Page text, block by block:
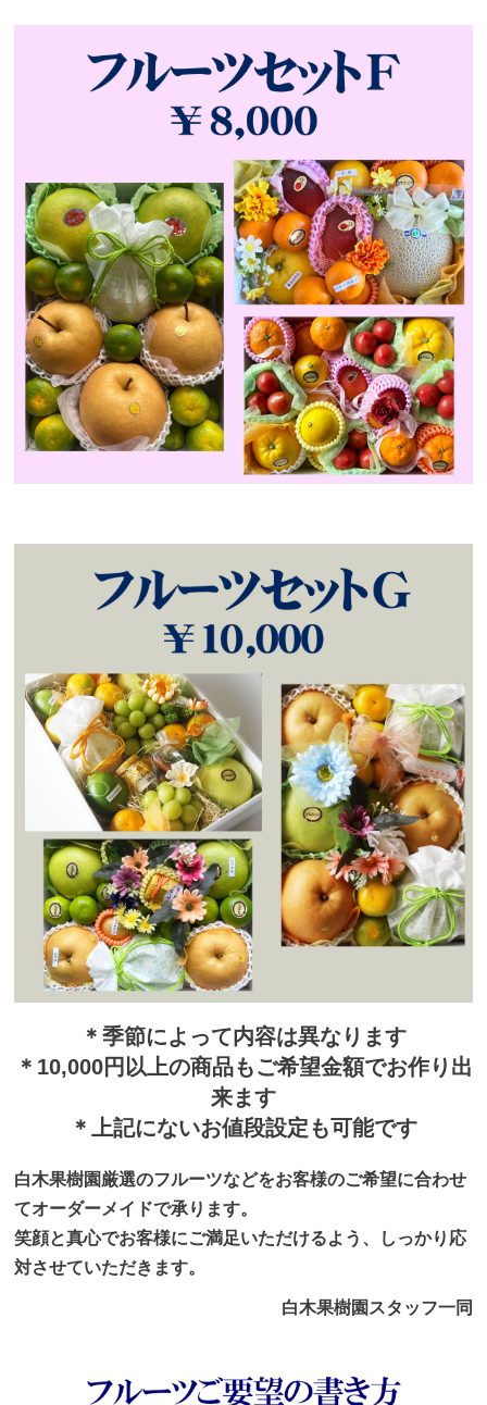
＊季節によって内容は異なります
＊10,000円以上の商品もご希望金額でお作り出
来ます
＊上記にないお値段設定も可能です
白木果樹園厳選のフルーツなどをお客様のご希望に合わせ
てオーダーメイドで承ります。
笑顔と真心でお客様にご満足いただけるよう、しっかり応
対させていただきます。
白木果樹園スタッフ一同